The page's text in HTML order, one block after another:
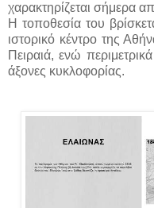
χαρακτηρίζεται σήμερα
Η τοποθεσία του
ιστορικό κέντρο της
Πειραιά, ενώ
άξονες κυκλοφορίας.